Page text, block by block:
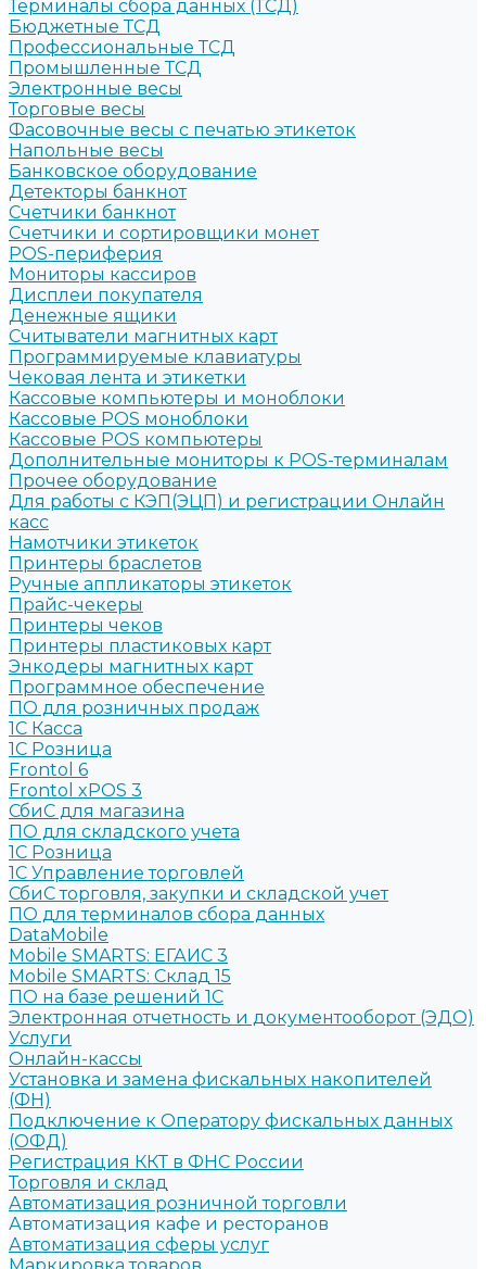
Терминалы сбора данных (ТСД)
Бюджетные ТСД
Профессиональные ТСД
Промышленные ТСД
Электронные весы
Торговые весы
Фасовочные весы с печатью этикеток
Напольные весы
Банковское оборудование
Детекторы банкнот
Счетчики банкнот
Счетчики и сортировщики монет
POS-периферия
Мониторы кассиров
Дисплеи покупателя
Денежные ящики
Считыватели магнитных карт
Программируемые клавиатуры
Чековая лента и этикетки
Кассовые компьютеры и моноблоки
Кассовые POS моноблоки
Кассовые POS компьютеры
Дополнительные мониторы к POS-терминалам
Прочее оборудование
Для работы с КЭП(ЭЦП) и регистрации Онлайн
касс
Намотчики этикеток
Принтеры браслетов
Ручные аппликаторы этикеток
Прайс-чекеры
Принтеры чеков
Принтеры пластиковых карт
Энкодеры магнитных карт
Программное обеспечение
ПО для розничных продаж
1C Касса
1С Розница
Frontol 6
Frontol xPOS 3
СбиС для магазина
ПО для складского учета
1C Розница
1С Управление торговлей
СбиС торговля, закупки и складской учет
ПО для терминалов сбора данных
DataMobile
Mobile SMARTS: ЕГАИС 3
Mobile SMARTS: Склад 15
ПО на базе решений 1С
Электронная отчетность и документооборот (ЭДО)
Услуги
Онлайн-кассы
Установка и замена фискальных накопителей
(ФН)
Подключение к Оператору фискальных данных
(ОФД)
Регистрация ККТ в ФНС России
Торговля и склад
Автоматизация розничной торговли
Автоматизация кафе и ресторанов
Автоматизация сферы услуг